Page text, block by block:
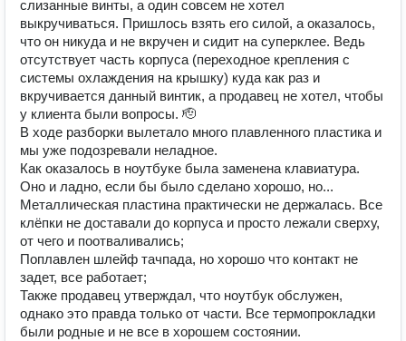
слизанные винты, а один совсем не хотел
выкручиваться. Пришлось взять его силой, а оказалось,
что он никуда и не вкручен и сидит на суперклее. Ведь
отсутствует часть корпуса (переходное крепления с
системы охлаждения на крышку) куда как раз и
вкручивается данный винтик, а продавец не хотел, чтобы
у клиента были вопросы. 🫡
В ходе разборки вылетало много плавленного пластика и
мы уже подозревали неладное.
Как оказалось в ноутбуке была заменена клавиатура.
Оно и ладно, если бы было сделано хорошо, но...
Металлическая пластина практически не держалась. Все
клёпки не доставали до корпуса и просто лежали сверху,
от чего и поотваливались;
Поплавлен шлейф тачпада, но хорошо что контакт не
задет, все работает;
Также продавец утверждал, что ноутбук обслужен,
однако это правда только от части. Все термопрокладки
были родные и не все в хорошем состоянии.